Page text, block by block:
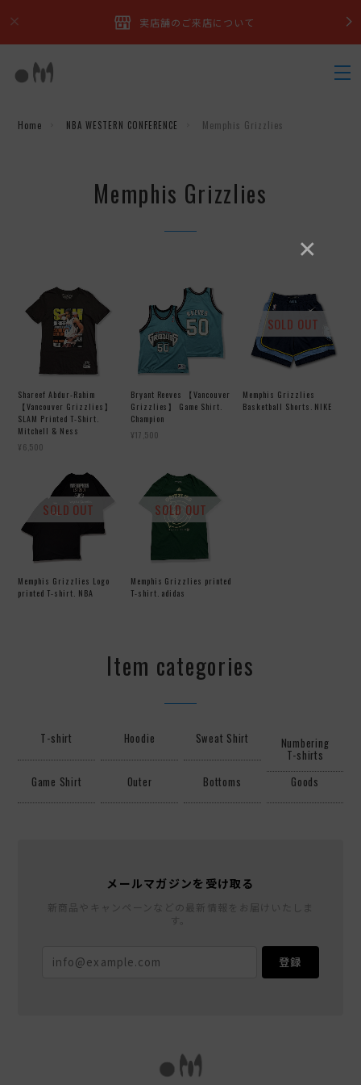
×
実店舗のご来店について
Home NBA WESTERN CONFERENCE Memphis Grizzlies
Memphis Grizzlies
Shareef Abdur-Rahim
【Vancouver Grizzlies】
SLAM Printed T-Shirt.
Mitchell & Ness
¥6,500
Bryant Reeves 【Vancouver
Grizzlies】 Game Shirt.
Champion
¥17,500
Memphis Grizzlies
Basketball Shorts. NIKE
SOLD OUT
Memphis Grizzlies Logo
printed T-shirt. NBA
SOLD OUT
Memphis Grizzlies printed
T-shirt. adidas
SOLD OUT
Item categories
T-shirt Hoodie Sweat Shirt Numbering
T-shirts
Game Shirt
Outer Bottoms Goods
メールマガジンを受け取る
新商品やキャンペーンなどの最新情報をお届けいたしま
す。
登録